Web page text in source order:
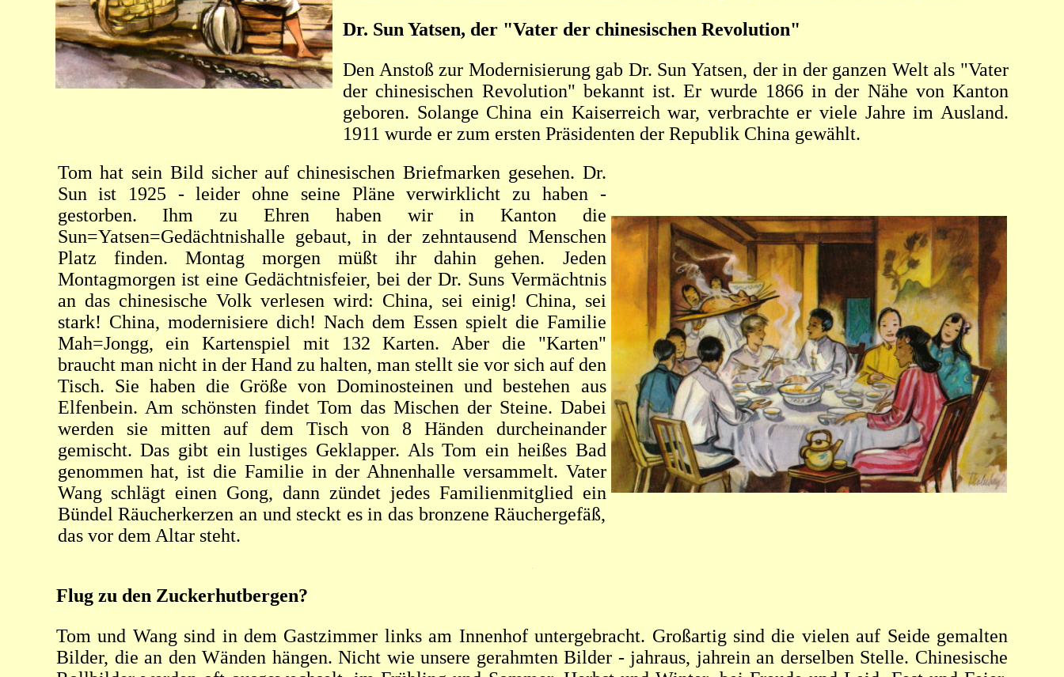
Dr. Sun Yatsen, der "Vater der chinesischen Revolution"
Den Anstoß zur Modernisierung gab Dr. Sun Yatsen, der in der ganzen Welt als "Vater
der chinesischen Revolution" bekannt ist. Er wurde 1866 in der Nähe von Kanton
geboren. Solange China ein Kaiserreich war, verbrachte er viele Jahre im Ausland.
1911 wurde er zum ersten Präsidenten der Republik China gewählt.
Tom hat sein Bild sicher auf chinesischen Briefmarken gesehen. Dr.
Sun ist 1925 - leider ohne seine Pläne verwirklicht zu haben -
gestorben. Ihm zu Ehren haben wir in Kanton die
Sun=Yatsen=Gedächtnishalle gebaut, in der zehntausend Menschen
Platz finden. Montag morgen müßt ihr dahin gehen. Jeden
Montagmorgen ist eine Gedächtnisfeier, bei der Dr. Suns Vermächtnis
an das chinesische Volk verlesen wird: China, sei einig! China, sei
stark! China, modernisiere dich! Nach dem Essen spielt die Familie
Mah=Jongg, ein Kartenspiel mit 132 Karten. Aber die "Karten"
braucht man nicht in der Hand zu halten, man stellt sie vor sich auf den
Tisch. Sie haben die Größe von Dominosteinen und bestehen aus
Elfenbein. Am schönsten findet Tom das Mischen der Steine. Dabei
werden sie mitten auf dem Tisch von 8 Händen durcheinander
gemischt. Das gibt ein lustiges Geklapper. Als Tom ein heißes Bad
genommen hat, ist die Familie in der Ahnenhalle versammelt. Vater
Wang schlägt einen Gong, dann zündet jedes Familienmitglied ein
Bündel Räucherkerzen an und steckt es in das bronzene Räuchergefäß,
das vor dem Altar steht.
Flug zu den Zuckerhutbergen?
Tom und Wang sind in dem Gastzimmer links am Innenhof untergebracht. Großartig sind die vielen auf Seide gemalten
Bilder, die an den Wänden hängen. Nicht wie unsere gerahmten Bilder - jahraus, jahrein an derselben Stelle. Chinesische